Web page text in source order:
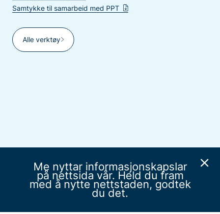
Samtykke til samarbeid med PPT
Alle verktøy
Me nyttar informasjonskapslar
på nettsida vår. Held du fram
med å nytte nettstaden, godtek
du det.